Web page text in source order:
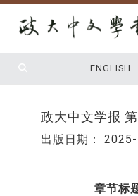
ENGLISH
政大中文学报
出版日期：
章节标